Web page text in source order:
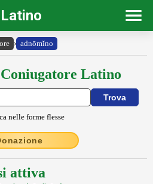
› adnōmĭno
Latino
nelle forme flesse
attiva